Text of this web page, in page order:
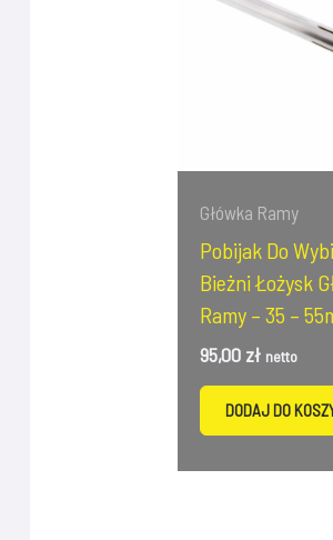
Główka Ramy
Pobijak Do
Bieżni Łożysk
Ramy – 35 –
95,00 zł netto
DODAJ DO